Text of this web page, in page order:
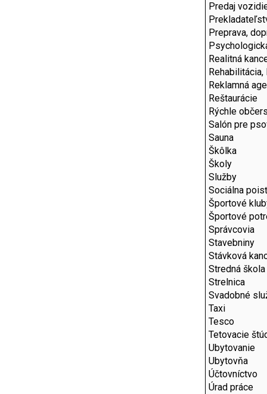
Predaj
Preprava,
Realitná
Reklamná
Reštaurácie
Rýchle
Salón pre
Sauna
Škôlka
Školy
Služby
Sociálna
Športové
Športové
Správcovia
Stavebniny
Stávková
Stredná škola
Strelnica
Svadobné
Taxi
Tesco
Tetovacie
Ubytovanie
Ubytovňa
Účtovníctvo
Úrad práce